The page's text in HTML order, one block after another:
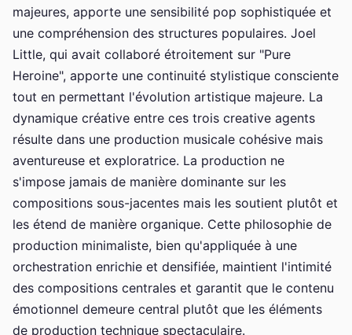
majeures, apporte une sensibilité pop sophistiquée et
une compréhension des structures populaires. Joel
Little, qui avait collaboré étroitement sur "Pure
Heroine", apporte une continuité stylistique consciente
tout en permettant l'évolution artistique majeure. La
dynamique créative entre ces trois creative agents
résulte dans une production musicale cohésive mais
aventureuse et exploratrice. La production ne
s'impose jamais de manière dominante sur les
compositions sous-jacentes mais les soutient plutôt et
les étend de manière organique. Cette philosophie de
production minimaliste, bien qu'appliquée à une
orchestration enrichie et densifiée, maintient l'intimité
des compositions centrales et garantit que le contenu
émotionnel demeure central plutôt que les éléments
de production technique spectaculaire.